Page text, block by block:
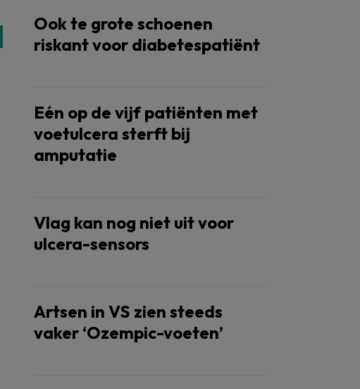
Ook te grote schoenen
riskant voor diabetespatiënt
Eén op de vijf patiënten met
voetulcera sterft bij
amputatie
Vlag kan nog niet uit voor
ulcera-sensors
Artsen in VS zien steeds
vaker ‘Ozempic-voeten’